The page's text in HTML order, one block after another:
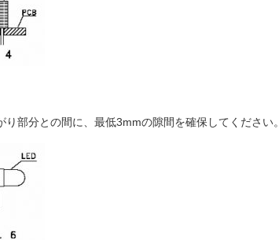
部分との間に、最低3mmの隙間を確保してください。